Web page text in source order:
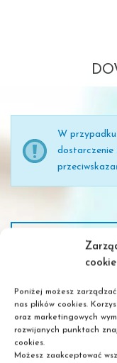
cookie
Poniżej możesz
nas plików cookies.
oraz marketingowych
rozwijanych punktach
cookies.
Możesz zaakceptować
W
dostarczenie